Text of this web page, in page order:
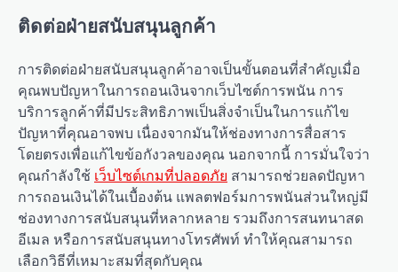
ติดต่อฝ่ายสนับสนุนลูกค้า
การติดต่อฝ่ายสนับสนุนลูกค้าอาจเป็นขั้นตอนที่สำคัญเมื่อ
คุณพบปัญหาในการถอนเงินจากเว็บไซต์การพนัน การ
บริการลูกค้าที่มีประสิทธิภาพเป็นสิ่งจำเป็นในการแก้ไข
ปัญหาที่คุณอาจพบ เนื่องจากมันให้ช่องทางการสื่อสาร
โดยตรงเพื่อแก้ไขข้อกังวลของคุณ นอกจากนี้ การมั่นใจว่า
คุณกำลังใช้ เว็บไซต์เกมที่ปลอดภัย สามารถช่วยลดปัญหา
การถอนเงินได้ในเบื้องต้น แพลตฟอร์มการพนันส่วนใหญ่มี
ช่องทางการสนับสนุนที่หลากหลาย รวมถึงการสนทนาสด
อีเมล หรือการสนับสนุนทางโทรศัพท์ ทำให้คุณสามารถ
เลือกวิธีที่เหมาะสมที่สุดกับคุณ